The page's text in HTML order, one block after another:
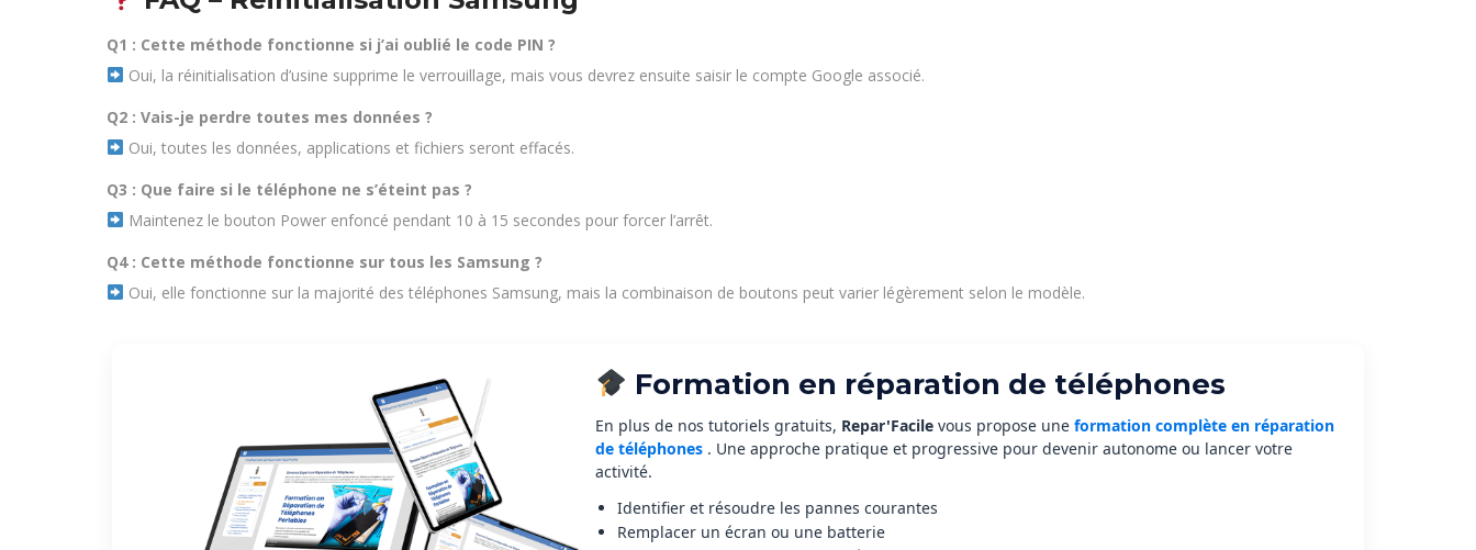
Q1 : Cette méthode fonctionne si j’ai oublié le code PIN ?
Oui, la réinitialisation d’usine supprime le verrouillage, mais vous devrez ensuite saisir le compte Google associé.
Q2 : Vais-je perdre toutes mes données ?
Oui, toutes les données, applications et fichiers seront effacés.
Q3 : Que faire si le téléphone ne s’éteint pas ?
Maintenez le bouton Power enfoncé pendant 10 à 15 secondes pour forcer l’arrêt.
Q4 : Cette méthode fonctionne sur tous les Samsung ?
Oui, elle fonctionne sur la majorité des téléphones Samsung, mais la combinaison de boutons peut varier légèrement selon le modèle.
Formation en réparation de téléphones
En plus de nos tutoriels gratuits, Repar'Facile vous propose une formation complète en réparation
de téléphones . Une approche pratique et progressive pour devenir autonome ou lancer votre
activité.
Identifier et résoudre les pannes courantes
Remplacer un écran ou une batterie